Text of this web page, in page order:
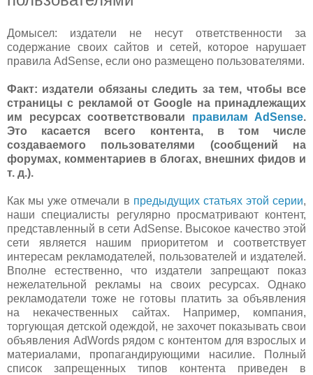
Домысел: издатели не несут ответственности за
содержание своих сайтов и сетей, которое нарушает
правила AdSense, если оно размещено пользователями.
Факт: издатели обязаны следить за тем, чтобы все
страницы с рекламой от Google на принадлежащих
им ресурсах соответствовали правилам AdSense.
Это касается всего контента, в том числе
создаваемого пользователями (сообщений на
форумах, комментариев в блогах, внешних фидов и
т. д.).
Как мы уже отмечали в предыдущих статьях этой серии,
наши специалисты регулярно просматривают контент,
представленный в сети AdSense. Высокое качество этой
сети является нашим приоритетом и соответствует
интересам рекламодателей, пользователей и издателей.
Вполне естественно, что издатели запрещают показ
нежелательной рекламы на своих ресурсах. Однако
рекламодатели тоже не готовы платить за объявления
на некачественных сайтах. Например, компания,
торгующая детской одеждой, не захочет показывать свои
объявления AdWords рядом с контентом для взрослых и
материалами, пропагандирующими насилие. Полный
список запрещенных типов контента приведен в